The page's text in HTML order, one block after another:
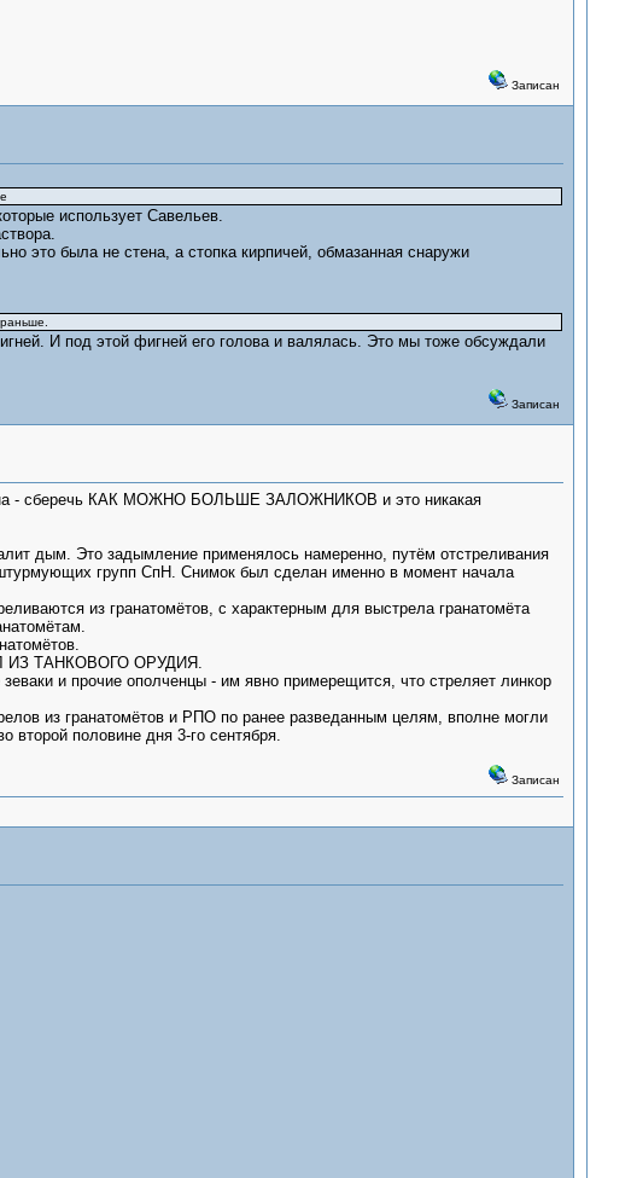
Записан
использует Савельев.
это была не стена, а стопка кирпичей, обмазанная снаружи
И под этой фигней его голова и валялась. Это мы тоже обсуждали
Записан
- сберечь КАК МОЖНО БОЛЬШЕ ЗАЛОЖНИКОВ и это никакая
дым. Это задымление применялось намеренно, путём отстреливания
групп СпН. Снимок был сделан именно в момент начала
из гранатомётов, с характерным для выстрела гранатомёта
ИЗ ТАНКОВОГО ОРУДИЯ.
и прочие ополченцы - им явно примерещится, что стреляет линкор
из гранатомётов и РПО по ранее разведанным целям, вполне могли
второй половине дня 3-го сентября.
Записан